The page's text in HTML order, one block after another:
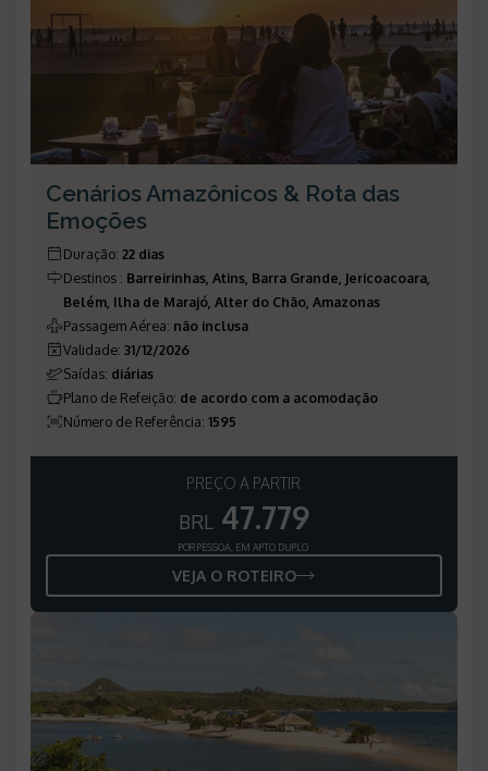
Cenários Amazônicos & Rota das
Emoções
Duração: 22 dias
Destinos : Barreirinhas, Atins, Barra Grande, Jericoacoara,
Belém, Ilha de Marajó, Alter do Chão, Amazonas
Passagem Aérea: não inclusa
Validade: 31/12/2026
Saídas: diárias
Plano de Refeição: de acordo com a acomodação
Número de Referência: 1595
PREÇO A PARTIR
BRL 47.779
POR PESSOA, EM APTO DUPLO
VEJA O ROTEIRO